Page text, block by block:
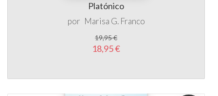
Platónico
por Marisa G. Franco
19,95 €
18,95 €